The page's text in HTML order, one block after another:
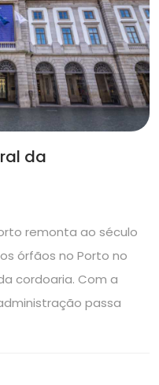
da
remonta ao século
órfãos no Porto no
cordoaria. Com a
passa